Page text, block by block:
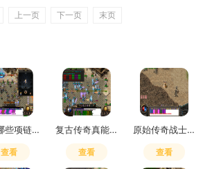
上一页 下一页 末页
传奇哪些项链加准确敏捷幸运
查看
复古传奇真能赚那么多钱吗
查看
原始传奇战士加准确
查看